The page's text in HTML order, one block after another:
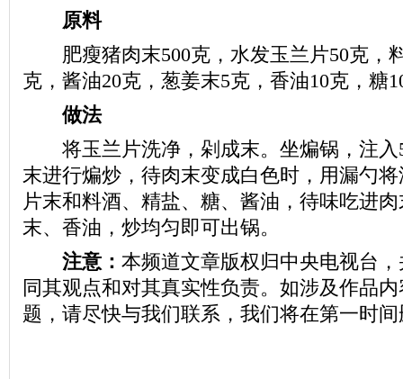
原料
肥瘦猪肉末500克，水发玉兰片50克，
克，酱油20克，葱姜末5克，香油10克，糖
做法
将玉兰片洗净，剁成末。坐煸锅，注入
末进行煸炒，待肉末变成白色时，用漏勺
片末和料酒、精盐、糖、酱油，待味吃进
末、香油，炒均匀即可出锅。
注意： 本频道文章版权归中央电视台
同其观点和对其真实性负责。如涉及作品
题，请尽快与我们联系，我们将在第一时